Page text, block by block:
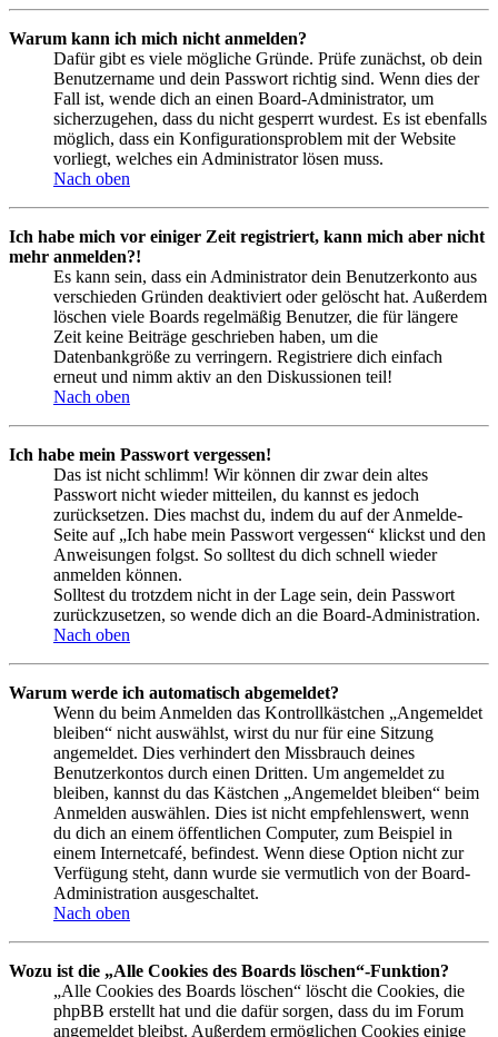
Warum kann ich mich nicht anmelden?
Dafür gibt es viele mögliche Gründe. Prüfe zunächst, ob dein
Benutzername und dein Passwort richtig sind. Wenn dies der
Fall ist, wende dich an einen Board-Administrator, um
sicherzugehen, dass du nicht gesperrt wurdest. Es ist ebenfalls
möglich, dass ein Konfigurationsproblem mit der Website
vorliegt, welches ein Administrator lösen muss.
Nach oben
Ich habe mich vor einiger Zeit registriert, kann mich aber nicht
mehr anmelden?!
Es kann sein, dass ein Administrator dein Benutzerkonto aus
verschieden Gründen deaktiviert oder gelöscht hat. Außerdem
löschen viele Boards regelmäßig Benutzer, die für längere
Zeit keine Beiträge geschrieben haben, um die
Datenbankgröße zu verringern. Registriere dich einfach
erneut und nimm aktiv an den Diskussionen teil!
Nach oben
Ich habe mein Passwort vergessen!
Das ist nicht schlimm! Wir können dir zwar dein altes
Passwort nicht wieder mitteilen, du kannst es jedoch
zurücksetzen. Dies machst du, indem du auf der Anmelde-
Seite auf „Ich habe mein Passwort vergessen“ klickst und den
Anweisungen folgst. So solltest du dich schnell wieder
anmelden können.
Solltest du trotzdem nicht in der Lage sein, dein Passwort
zurückzusetzen, so wende dich an die Board-Administration.
Nach oben
Warum werde ich automatisch abgemeldet?
Wenn du beim Anmelden das Kontrollkästchen „Angemeldet
bleiben“ nicht auswählst, wirst du nur für eine Sitzung
angemeldet. Dies verhindert den Missbrauch deines
Benutzerkontos durch einen Dritten. Um angemeldet zu
bleiben, kannst du das Kästchen „Angemeldet bleiben“ beim
Anmelden auswählen. Dies ist nicht empfehlenswert, wenn
du dich an einem öffentlichen Computer, zum Beispiel in
einem Internetcafé, befindest. Wenn diese Option nicht zur
Verfügung steht, dann wurde sie vermutlich von der Board-
Administration ausgeschaltet.
Nach oben
Wozu ist die „Alle Cookies des Boards löschen“-Funktion?
„Alle Cookies des Boards löschen“ löscht die Cookies, die
phpBB erstellt hat und die dafür sorgen, dass du im Forum
angemeldet bleibst. Außerdem ermöglichen Cookies einige